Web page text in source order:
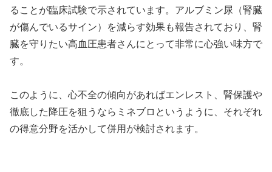
ることが臨床試験で示されています。アルブミン尿（腎臓
が傷んでいるサイン）を減らす効果も報告されており、腎
臓を守りたい高血圧患者さんにとって非常に心強い味方で
す。
このように、心不全の傾向があればエンレスト、腎保護や
徹底した降圧を狙うならミネブロというように、それぞれ
の得意分野を活かして併用が検討されます。